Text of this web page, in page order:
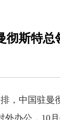
彻斯特
，中国驻曼
办公，10